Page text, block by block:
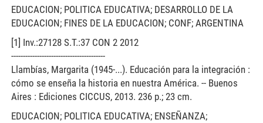
EDUCACION; POLITICA EDUCATIVA; DESARROLLO DE LA
EDUCACION; FINES DE LA EDUCACION; CONF; ARGENTINA
[1] Inv.:27128 S.T.:37 CON 2 2012
----------------------------------------
Llambías, Margarita (1945-...). Educación para la integración :
cómo se enseña la historia en nuestra América. -- Buenos
Aires : Ediciones CICCUS, 2013. 236 p.; 23 cm.
EDUCACION; POLITICA EDUCATIVA; ENSEÑANZA;